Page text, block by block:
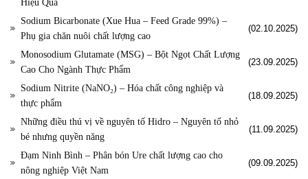
Hiệu Quả
Sodium Bicarbonate (Xue Hua – Feed Grade 99%) –
Phụ gia chăn nuôi chất lượng cao
(02.10.2025)
Monosodium Glutamate (MSG) – Bột Ngọt Chất Lượng
Cao Cho Ngành Thực Phẩm
(23.09.2025)
Sodium Nitrite (NaNO₂) – Hóa chất công nghiệp và
thực phẩm
(18.09.2025)
Những điều thú vị về nguyên tố Hidro – Nguyên tố nhỏ
bé nhưng quyền năng
(11.09.2025)
Đạm Ninh Bình – Phân bón Ure chất lượng cao cho
nông nghiệp Việt Nam
(09.09.2025)